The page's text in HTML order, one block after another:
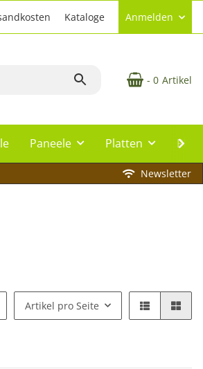
Kataloge Anmelden
- 0 Artikel
Paneele Platten
Newsletter
Artikel pro Seite